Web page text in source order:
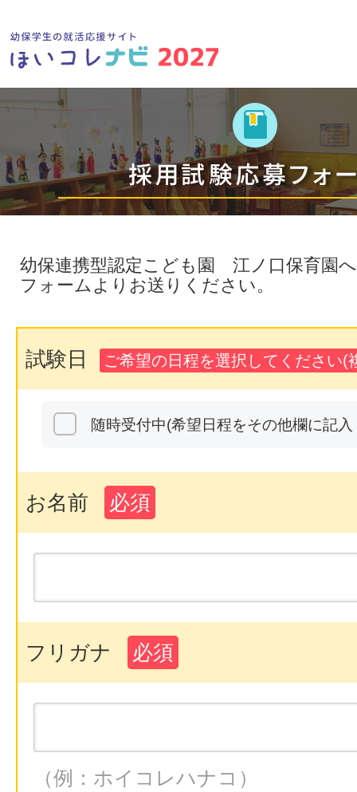
幼保連携型認定こども園 江ノ口保育園
フォームよりお送りください。
試験日 ご希望の日程を選択してください(
随時受付中(希望日程をその他欄に記
お名前 必須
フリガナ 必須
（例：ホイコレハナコ）